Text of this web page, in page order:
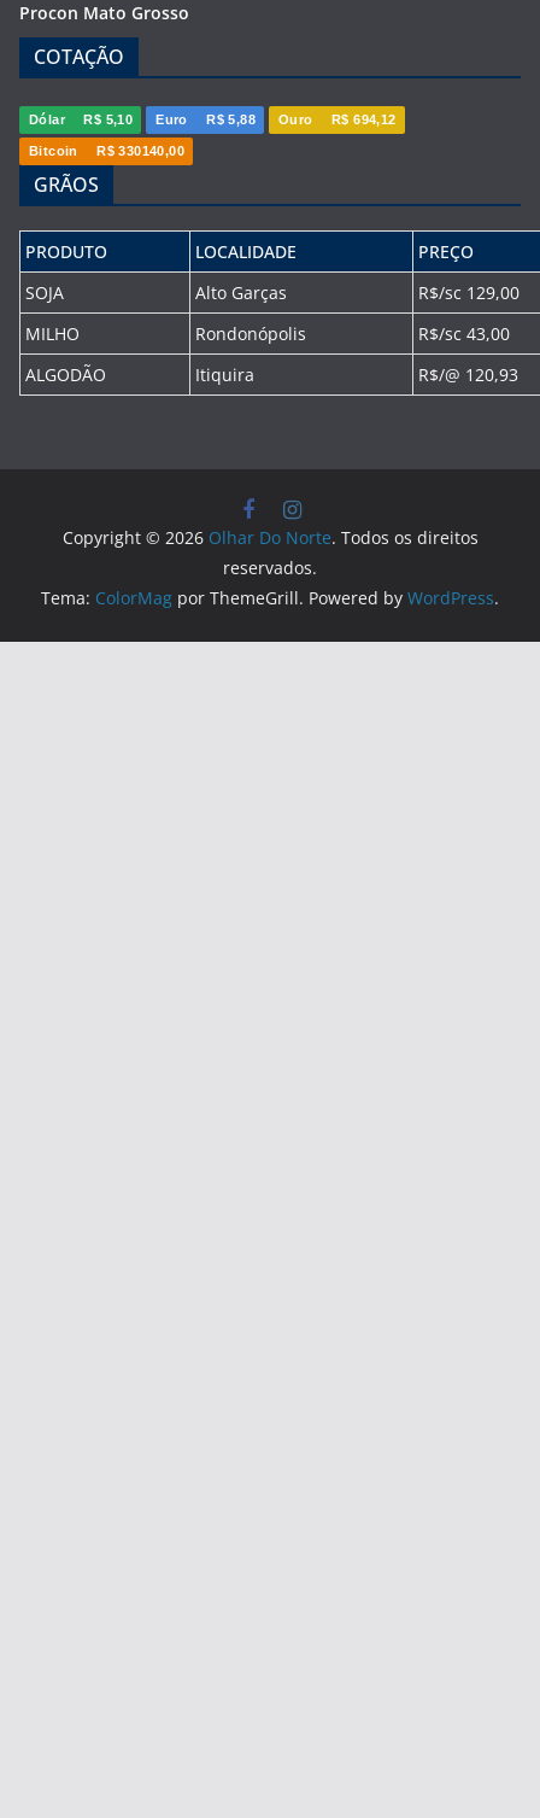
Procon Mato Grosso
COTAÇÃO
Dólar R$ 5,10 Euro R$ 5,88 Ouro R$ 694,12
Bitcoin R$ 330140,00
GRÃOS
PRODUTO LOCALIDADE
PREÇO
SOJA
Alto Garças
R$/sc 129,00
MILHO
Rondonópolis
R$/sc 43,00
ALGODÃO
Itiquira R$/@ 120,93
Copyright © 2026 Olhar Do Norte. Todos os direitos
reservados.
Tema: ColorMag por ThemeGrill. Powered by WordPress.